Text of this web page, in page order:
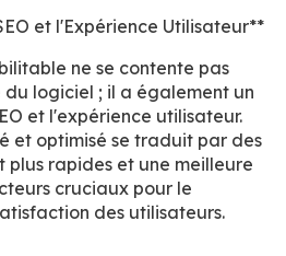
et l'Expérience Utilisateur**
ne se contente pas
logiciel ; il a également un
et l'expérience utilisateur.
et optimisé se traduit par des
plus rapides et une meilleure
cruciaux pour le
des utilisateurs.